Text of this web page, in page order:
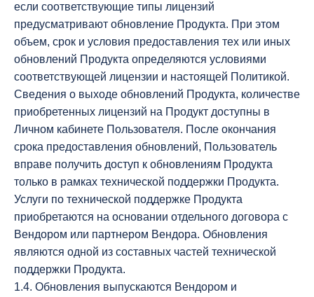
если соответствующие типы лицензий
предусматривают обновление Продукта. При этом
объем, срок и условия предоставления тех или иных
обновлений Продукта определяются условиями
соответствующей лицензии и настоящей Политикой.
Сведения о выходе обновлений Продукта, количестве
приобретенных лицензий на Продукт доступны в
Личном кабинете Пользователя. После окончания
срока предоставления обновлений, Пользователь
вправе получить доступ к обновлениям Продукта
только в рамках технической поддержки Продукта.
Услуги по технической поддержке Продукта
приобретаются на основании отдельного договора с
Вендором или партнером Вендора. Обновления
являются одной из составных частей технической
поддержки Продукта.
1.4. Обновления выпускаются Вендором и